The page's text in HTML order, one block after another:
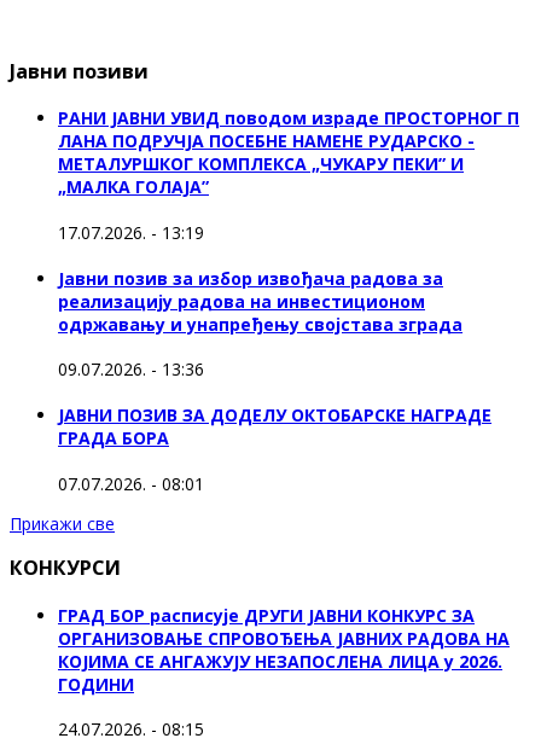
Јавни позиви
РАНИ ЈАВНИ УВИД поводом израде ПРОСТОРНОГ П
ЛАНА ПОДРУЧЈА ПОСЕБНЕ НАМЕНЕ РУДАРСКО -
МЕТАЛУРШКОГ КОМПЛЕКСА „ЧУКАРУ ПЕКИ” И
„МАЛКА ГОЛАЈА”
17.07.2026. - 13:19
Јавни позив за избор извођача радова за
реализацију радова на инвестиционом
одржавању и унапређењу својстава зграда
09.07.2026. - 13:36
ЈАВНИ ПОЗИВ ЗА ДОДЕЛУ ОКТOБАРСКЕ НАГРАДЕ
ГРАДА БОРА
07.07.2026. - 08:01
Прикажи све
КОНКУРСИ
ГРАД БОР расписује ДРУГИ ЈАВНИ КОНКУРС ЗА
ОРГАНИЗОВАЊЕ СПРОВОЂЕЊА ЈАВНИХ РАДОВА НА
КОЈИМА СЕ АНГАЖУЈУ НЕЗАПОСЛЕНА ЛИЦА у 2026.
ГОДИНИ
24.07.2026. - 08:15